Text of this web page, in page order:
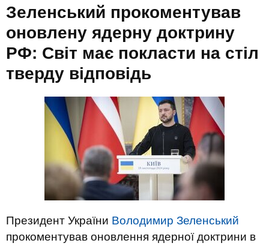
Зеленський прокоментував
оновлену ядерну доктрину
РФ: Світ має покласти на стіл
тверду відповідь
Президент України Володимир Зеленський
прокоментував оновлення ядерної доктрини в